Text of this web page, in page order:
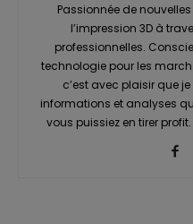
Passionnée de
l’impression 3D à
professionnelles.
technologie pour les
c’est avec plaisir que
informations et analyses
vous puissiez en tirer